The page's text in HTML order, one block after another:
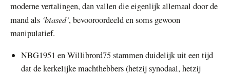
moderne vertalingen, dan vallen die eigenlijk allemaal door de
mand als ‘biased’, bevooroordeeld en soms gewoon
manipulatief.
NBG1951 en Willibrord75 stammen duidelijk uit een tijd
dat de kerkelijke machthebbers (hetzij synodaal, hetzij